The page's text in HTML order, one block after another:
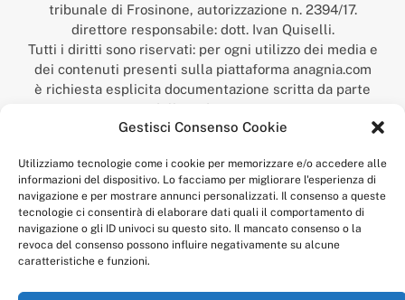
Gestisci Consenso Cookie
Utilizziamo tecnologie come i cookie per memorizzare e/o accedere alle
informazioni del dispositivo. Lo facciamo per migliorare l'esperienza di
navigazione e per mostrare annunci personalizzati. Il consenso a queste
tecnologie ci consentirà di elaborare dati quali il comportamento di
navigazione o gli ID univoci su questo sito. Il mancato consenso o la
revoca del consenso possono influire negativamente su alcune
caratteristiche e funzioni.
tribunale di Frosinone, autorizzazione n. 2394/17.
direttore responsabile: dott. Ivan Quiselli.
Tutti i diritti sono riservati: per ogni utilizzo dei media e
dei contenuti presenti sulla piattaforma anagnia.com
è richiesta esplicita documentazione scritta da parte
della redazione.
“Anagnia” è un marchio registrato presso l’Ufficio Italiano
Economico,
num. registrazione: 302017000014044 del 9 febbraio 2017.
Per contatti:redazione@anagnia.com